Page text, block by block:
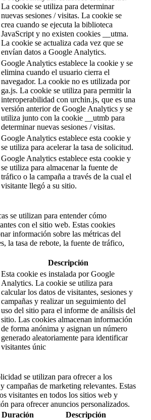
La cookie se utiliza para determinar
nuevas sesiones / visitas. La cookie se
crea cuando se ejecuta la biblioteca
JavaScript y no existen cookies __utma.
La cookie se actualiza cada vez que se
envían datos a Google Analytics.
Google Analytics establece la cookie y se
elimina cuando el usuario cierra el
navegador. La cookie no es utilizada por
ga.js. La cookie se utiliza para permitir la
interoperabilidad con urchin.js, que es una
versión anterior de Google Analytics y se
utiliza junto con la cookie __utmb para
determinar nuevas sesiones / visitas.
Google Analytics establece esta cookie y
se utiliza para acelerar la tasa de solicitud.
Google Analytics establece esta cookie y
se utiliza para almacenar la fuente de
tráfico o la campaña a través de la cual el
visitante llegó a su sitio.
se utilizan para entender cómo
con el sitio web. Estas cookies
información sobre las métricas del
la tasa de rebote, la fuente de tráfico,
Descripción
Esta cookie es instalada por Google
Analytics. La cookie se utiliza para
calcular los datos de visitantes, sesiones y
campañas y realizar un seguimiento del
uso del sitio para el informe de análisis del
sitio. Las cookies almacenan información
de forma anónima y asignan un número
generado aleatoriamente para identificar
visitantes únic
se utilizan para ofrecer a los
campañas de marketing relevantes. Estas
visitantes en todos los sitios web y
para ofrecer anuncios personalizados.
Duración Descripción